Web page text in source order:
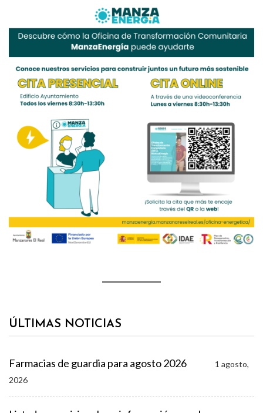
ÚLTIMAS NOTICIAS
Farmacias de guardia para agosto 2026
1 agosto,
2026